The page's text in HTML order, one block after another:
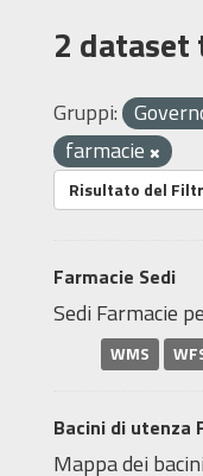
2
Gruppi:
farmacie
Risultato del
Farmacie Sedi
Sedi Farmacie
WMS
Bacini di utenza
Mappa dei